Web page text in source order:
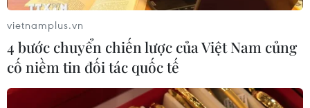
08/08/2026 03:53
Kết luận số 75-KL/TW: Cà Mau chủ
động thích ứng với biến đổi khí hậu
08/08/2026 02:53
vietnamplus.vn
4 bước chuyển chiến lược của Việt Nam củng
cố niềm tin đối tác quốc tế